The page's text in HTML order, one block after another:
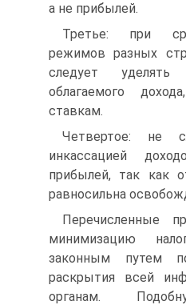
а не прибылей.
Третье: при
режимов разных
следует уделять
облагаемого
ставкам.
Четвертое: не
инкассацией
прибылей, так как
равносильна
Перечисленные
минимизацию
законным путем
раскрытия всей
органам.